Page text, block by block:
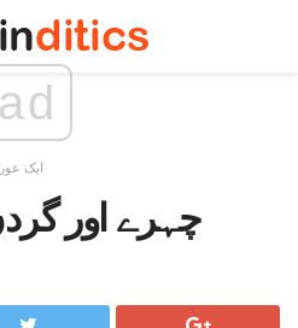
ad
ایک
چہرے اور